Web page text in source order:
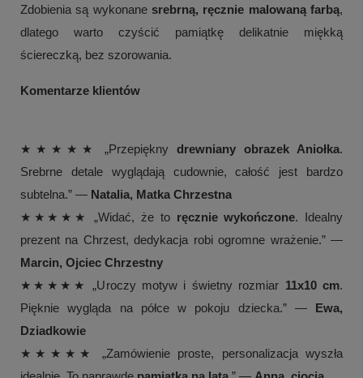
Zdobienia są wykonane srebrną, ręcznie malowaną farbą,
dlatego warto czyścić pamiątkę delikatnie miękką
ściereczką, bez szorowania.
Komentarze klientów
★★★★★ „Przepięknydrewniany obrazek Aniołka.
Srebrne detale wyglądają cudownie, całość jest bardzo
subtelna.” — Natalia, Matka Chrzestna
★★★★★ „Widać, że to ręcznie wykończone. Idealny
prezent na Chrzest, dedykacja robi ogromne wrażenie.” —
Marcin, Ojciec Chrzestny
★★★★★ „Uroczy motyw i świetny rozmiar 11x10 cm.
Pięknie wygląda na półce w pokoju dziecka.” — Ewa,
Dziadkowie
★★★★★ „Zamówienie proste, personalizacja wyszła